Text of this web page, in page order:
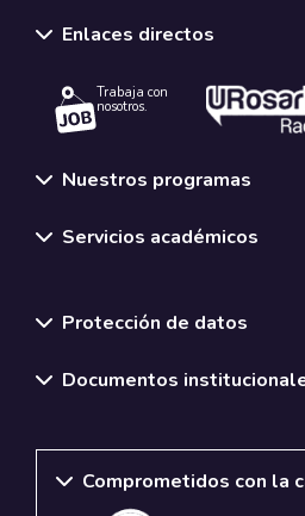
Enlaces directos
Trabaja con
nosotros.
Nuestros programas
Servicios académicos
Protección de datos
Documentos
Comprometidos con la